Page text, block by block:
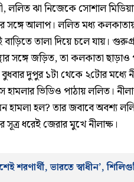
ললিত ঝা নিজেকে সোশাল
সঙ্গে আলাপ। ললিত মধ্য
তালা দিয়ে চলে যায়।
সঙ্গে জড়িত, তা কলকাতা
দুপুর ১টা থেকে ২টোর মধ্যে
ভিডিও পাঠায় ললিত।
হামলা হল? তার জবাবে অবশ্য
সূত্র ধরেই জেরার মুখে নীলাক্ষ।
শরণার্থী, ভারতে স্বাধীন’,